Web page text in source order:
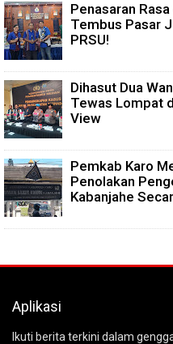
Penasaran
Tembus Pasar
PRSU!
Dihasut Dua
Tewas Lompat
View
Pemkab Karo
Penolakan
Kabanjahe
Aplikasi
Ikuti berita terkini dalam